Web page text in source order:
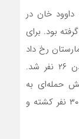
خان در
بود. برای
بیمارستان رخ داد
که منجر به کشته شدن ۶ نفر و زخمی شدن ۲۶ نفر شد.
داعش حمله‌ای به
این بیمارستان انجام داد که طی آن بیش از ۳۰ نفر کشته و